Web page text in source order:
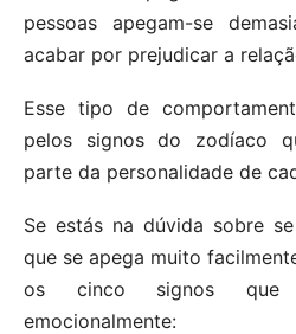
pessoas apegam-se
acabar por prejudicar a
Esse tipo de
pelos signos do zodíaco
parte da personalidade de
Se estás na dúvida sobre
que se apega muito
os cinco signos que
emocionalmente: